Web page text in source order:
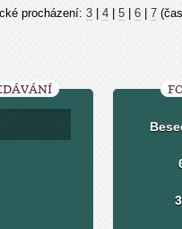
procházení: 3 4 5 6 7